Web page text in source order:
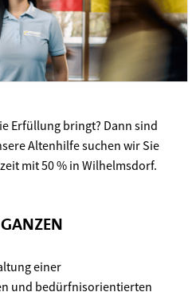
Erfüllung bringt? Dann sind
Altenhilfe suchen wir Sie
mit 50 % in Wilhelmsdorf.
einer
und bedürfnisorientierten